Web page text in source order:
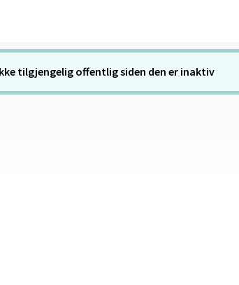
tilgjengelig offentlig siden den er inaktiv